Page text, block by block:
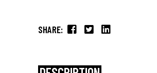
SHARE: